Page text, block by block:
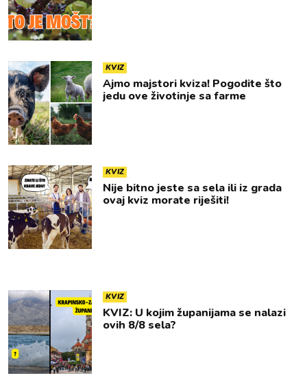
KVIZ
Ajmo majstori kviza! Pogodite što
jedu ove životinje sa farme
KVIZ
Nije bitno jeste sa sela ili iz grada
ovaj kviz morate riješiti!
KVIZ
KVIZ: U kojim županijama se nalazi
ovih 8/8 sela?